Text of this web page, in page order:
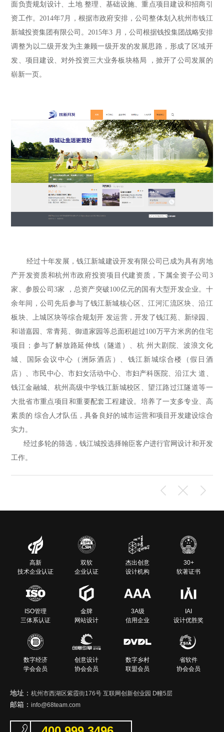
面负责规划设计、土地 整理、基础设施、重点项目建设和招商引
资工作。2014年7月，根据市政府安排，公司整体划入杭州市钱江
新城投资集团有限公司。2015年3 月，公司根据钱投集团战略安排
调整为以二级开发为主兼顾一级开发的发展思路，形成了区域开
发、项目建设、对外投资三大业务板块格局 ，掀开了公司发展的
崭新一页。
经过十年发展，钱江新城建设开发有限公司已成为具有房地
产开发资质和杭州市政府投资项目代建资质，下属全资子公司3
家、参股公司3家 ，总资产突破100亿元的国有大型开发企业。十
余年间，公司先后参与了钱江新城核心区、江河汇流区块、沿江
板块、上城区块等综合规划开 发运营，开发了钱江苑、新绿园、
和谐嘉园、常青苑、御道家园等总面积超过100万平方米房的住宅
项目；参与了解放路延伸线（隧道）、杭 州大剧院、波浪文化
城、国际会议中心（洲际酒店）、钱江新城综合楼（假日酒
店）、市民中心、市妇女活动中心、市妇产科医院、沿江大 道、
钱江金融城、杭州高级中学钱江新城校区、望江路过江隧道等一
大批省市重点项目和重要配套工程建设。培养了一支多专业、高
素质的 综合人才队伍，具备良好的城市运营和项目开发建设综合
实力。
经过多轮的筛选，钱江城投选择翰臣客户进行官网设计和开发
工作。
高新
技术企业认证
双软
企业认证
杰出创意
设计机构
30+
软著证书
ISO管理
三体系认证
金牌
网站设计
3A级
信用企业
IAI
设计优胜奖
数字经济
学会会员
创意设计
协会会员
数字乡村
联盟会员
省软件
协会会员
地址： 杭州市西湖区紫霞街176号 互联网创新创业园 D幢5层
邮箱： info@68team.com